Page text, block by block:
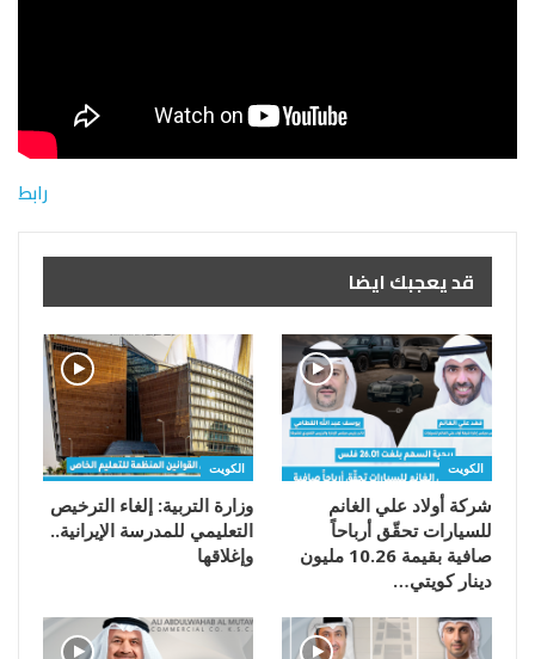
رابط
قد يعجبك ايضا
الكويت
شركة أولاد علي الغانم
للسيارات تحقّق أرباحاً
صافية بقيمة 10.26 مليون
دينار كويتي…
الكويت
وزارة التربية: إلغاء الترخيص
التعليمي للمدرسة الإيرانية..
وإغلاقها